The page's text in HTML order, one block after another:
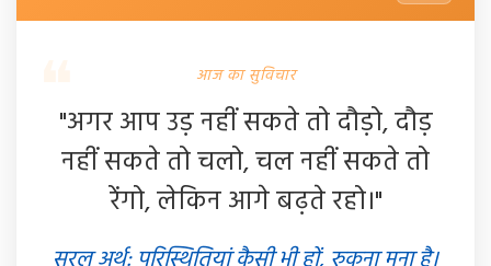
आज का सुविचार
"अगर आप उड़ नहीं सकते तो दौड़ो, दौड़
नहीं सकते तो चलो, चल नहीं सकते तो
रेंगो, लेकिन आगे बढ़ते रहो।"